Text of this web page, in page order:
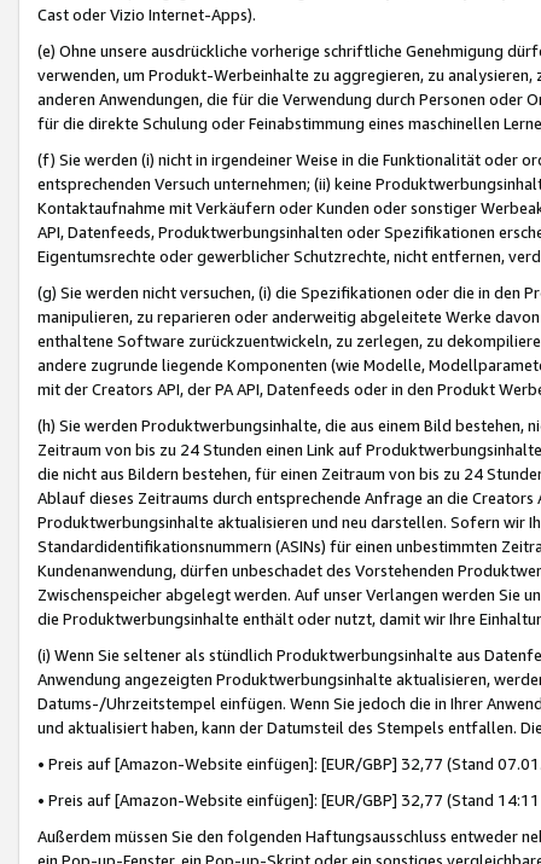
Cast oder Vizio Internet-Apps).
(e) Ohne unsere ausdrückliche vorherige schriftliche Genehmigung
verwenden, um Produkt-Werbeinhalte zu aggregieren, zu
anderen Anwendungen, die für die Verwendung durch Personen
für die direkte Schulung oder Feinabstimmung eines maschinellen
(f) Sie werden (i) nicht in irgendeiner Weise in die Funktionalität oder
entsprechenden Versuch unternehmen; (ii) keine
Kontaktaufnahme mit Verkäufern oder Kunden oder sonstiger
API, Datenfeeds, Produktwerbungsinhalten oder Spezifikationen
Eigentumsrechte oder gewerblicher Schutzrechte, nicht entfernen,
(g) Sie werden nicht versuchen, (i) die Spezifikationen oder die in
manipulieren, zu reparieren oder anderweitig abgeleitete Werke
enthaltene Software zurückzuentwickeln, zu zerlegen, zu
andere zugrunde liegende Komponenten (wie Modelle,
mit der Creators API, der PA API, Datenfeeds oder in den Produkt
(h) Sie werden Produktwerbungsinhalte, die aus einem Bild bestehen,
Zeitraum von bis zu 24 Stunden einen Link auf
die nicht aus Bildern bestehen, für einen Zeitraum von bis zu 24
Ablauf dieses Zeitraums durch entsprechende Anfrage an die
Produktwerbungsinhalte aktualisieren und neu darstellen. Sofern wir
Standardidentifikationsnummern (ASINs) für einen unbestimmten
Kundenanwendung, dürfen unbeschadet des Vorstehenden
Zwischenspeicher abgelegt werden. Auf unser Verlangen werden Sie
die Produktwerbungsinhalte enthält oder nutzt, damit wir Ihre
(i) Wenn Sie seltener als stündlich Produktwerbungsinhalte aus
Anwendung angezeigten Produktwerbungsinhalte aktualisieren,
Datums-/Uhrzeitstempel einfügen. Wenn Sie jedoch die in Ihrer
und aktualisiert haben, kann der Datumsteil des Stempels entfallen.
• Preis auf [Amazon-Website einfügen]: [EUR/GBP] 32,77 (Stand
• Preis auf [Amazon-Website einfügen]: [EUR/GBP] 32,77 (Stand
Außerdem müssen Sie den folgenden Haftungsausschluss entweder
ein Pop-up-Fenster, ein Pop-up-Skript oder ein sonstiges